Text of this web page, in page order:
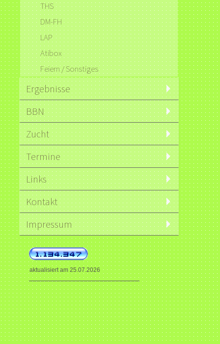
THS
DM-FH
LAP
Atibox
Feiern / Sonstiges
Ergebnisse
BBN
Zucht
Termine
Links
Kontakt
Impressum
aktualisiert am 25.07.2026